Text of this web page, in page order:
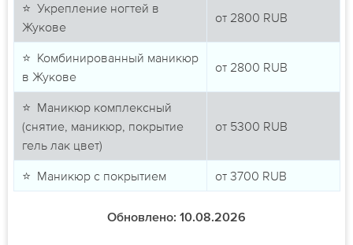
⭐ Укрепление ногтей в
Жукове
от 2800 RUB
⭐ Комбинированный маникюр
в Жукове
от 2800 RUB
⭐ Маникюр комплексный
(снятие, маникюр, покрытие
гель лак цвет)
от 5300 RUB
⭐ Маникюр с покрытием от 3700 RUB
Обновлено: 10.08.2026